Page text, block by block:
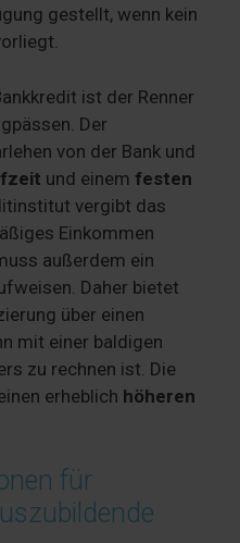
gestellt, wenn kein
ist der Renner
Der
von der Bank und
und einem festen
vergibt das
Einkommen
außerdem ein
Daher bietet
über einen
mit einer baldigen
zu rechnen ist. Die
erheblich höheren
für